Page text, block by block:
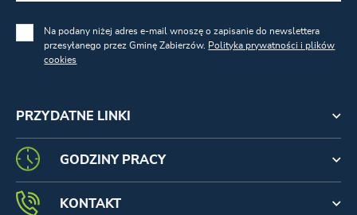
PRZYDATNE LINKI
Na podany niżej adres e-mail wnoszę o zapisanie do newslettera
przesyłanego przez Gminę Zabierzów. Polityka prywatności i plików
cookies
GODZINY PRACY
KONTAKT